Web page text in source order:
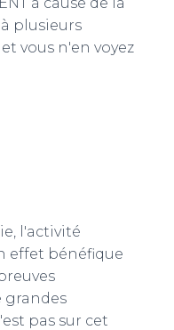
plusieurs
vous n'en voyez
l'activité
effet bénéfique
grandes
pas sur cet